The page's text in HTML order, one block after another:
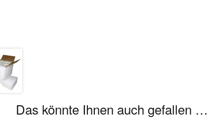
Das könnte Ihnen auch gefallen …